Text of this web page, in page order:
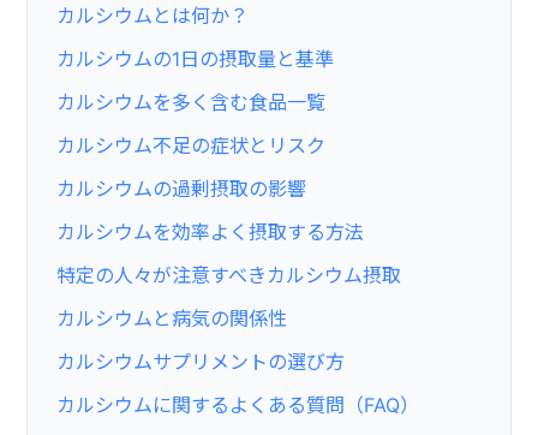
カルシウムとは何か？
カルシウムの1日の摂取量と基準
カルシウムを多く含む食品一覧
カルシウム不足の症状とリスク
カルシウムの過剰摂取の影響
カルシウムを効率よく摂取する方法
特定の人々が注意すべきカルシウム摂取
カルシウムと病気の関係性
カルシウムサプリメントの選び方
カルシウムに関するよくある質問（FAQ）